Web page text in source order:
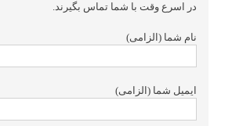
در اسرع وقت با شما تماس بگیرند.
نام شما (الزامی)
ایمیل شما (الزامی)